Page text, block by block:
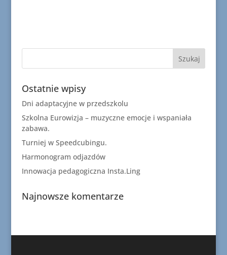
Ostatnie wpisy
Dni adaptacyjne w przedszkolu
Szkolna Eurowizja – muzyczne emocje i wspaniała
zabawa.
Turniej w Speedcubingu.
Harmonogram odjazdów
Innowacja pedagogiczna Insta.Ling
Najnowsze komentarze